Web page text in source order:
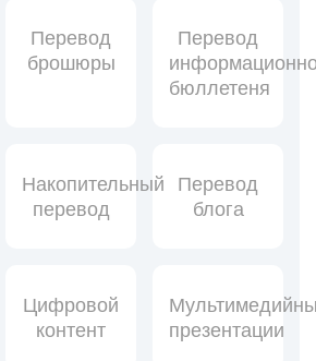
Перевод
брошюры
Перевод
бюллетеня
Накопительный
перевод
Перевод
блога
Цифровой
контент
презентации